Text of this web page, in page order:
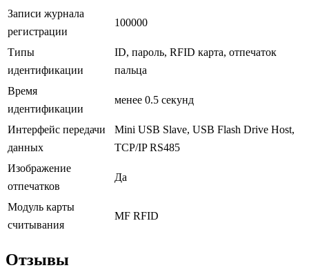
Записи журнала
регистрации
100000
Типы
идентификации
ID, пароль, RFID карта, отпечаток
пальца
Время
идентификации
менее 0.5 секунд
Интерфейс передачи
данных
Mini USB Slave, USB Flash Drive Host,
TCP/IP RS485
Изображение
отпечатков
Да
Модуль карты
считывания
MF RFID
Отзывы